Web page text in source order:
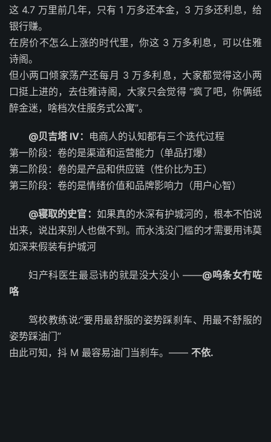
这 4.7 万里前几年，只有 1 万多还本金，3 万多还利息，给
银行赚。
在房价不怎么上涨的时代里，你这 3 万多利息，可以住雅
诗阁。
但小两口倾家荡产还每月 3 万多利息，大家都觉得这小两
口挺上进的，去住雅诗阁，大家只会觉得 “疯了吧，你俩纸
醉金迷，啥档次住服务式公寓”。
@贝吉塔 IV： 电商人的认知都有三个迭代过程
第一阶段：卷的是渠道和运营能力（单品打爆）
第二阶段：卷的是产品和供应链（性价比为王）
第三阶段：卷的是情绪价值和品牌影响力（用户心智）
@寝取的史官： 如果真的水深有护城河的，根本不怕说
出来，说出来别人也做不到。而水浅没门槛的才需要用讳莫
如深来假装有护城河
妇产科医生最忌讳的就是没大没小 ​​​​——@呜条女冇咗
咯 ​​​
驾校教练说:“要用最舒服的姿势踩刹车、用最不舒服的
姿势踩油门”
由此可知，抖 M 最容易油门当刹车。—— 不依. ​​​